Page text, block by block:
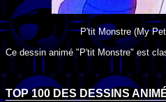
P'tit Monstre(My
Ce dessin animé "P'tit Monstre" est
TOP 100 DESDESSINS